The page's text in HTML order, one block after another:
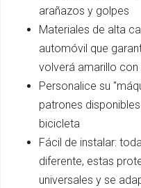
arañazos y golpes
Materiales de alta
automóvil que
volverá amarillo
Personalice su
patrones
bicicleta
Fácil de instalar:
diferente, estas
universales y se